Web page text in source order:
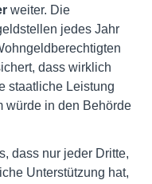
weiter. Die
jedes Jahr
dass wirklich
staatliche Leistung
würde in den Behörde
dass nur jeder Dritte,
Unterstützung hat,